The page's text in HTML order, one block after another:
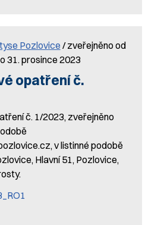
Pozlovice / zveřejněno od
31. prosince 2023
opatření č.
č. 1/2023, zveřejněno
v listinné podobě
Hlavní 51, Pozlovice,